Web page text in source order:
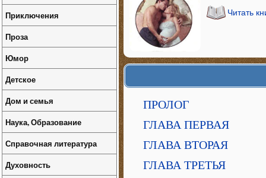
Читать
ПРОЛОГ
ГЛАВА ПЕРВАЯ
ГЛАВА ВТОРАЯ
ГЛАВА ТРЕТЬЯ
Приключения
Проза
Юмор
Детское
Дом и семья
Наука, Образование
Справочная литература
Духовность